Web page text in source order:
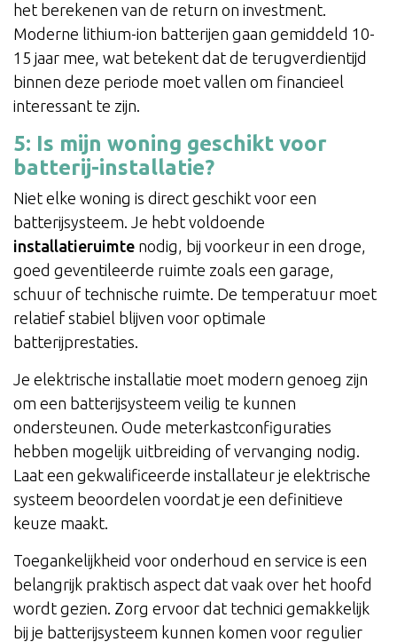
het berekenen van de return on investment.
Moderne lithium-ion batterijen gaan gemiddeld 10-
15 jaar mee, wat betekent dat de terugverdientijd
binnen deze periode moet vallen om financieel
interessant te zijn.
5: Is mijn woning geschikt voor
batterij-installatie?
Niet elke woning is direct geschikt voor een
batterijsysteem. Je hebt voldoende
installatieruimte nodig, bij voorkeur in een droge,
goed geventileerde ruimte zoals een garage,
schuur of technische ruimte. De temperatuur moet
relatief stabiel blijven voor optimale
batterijprestaties.
Je elektrische installatie moet modern genoeg zijn
om een batterijsysteem veilig te kunnen
ondersteunen. Oude meterkastconfiguraties
hebben mogelijk uitbreiding of vervanging nodig.
Laat een gekwalificeerde installateur je elektrische
systeem beoordelen voordat je een definitieve
keuze maakt.
Toegankelijkheid voor onderhoud en service is een
belangrijk praktisch aspect dat vaak over het hoofd
wordt gezien. Zorg ervoor dat technici gemakkelijk
bij je batterijsysteem kunnen komen voor regulier